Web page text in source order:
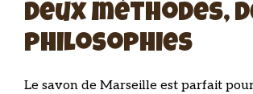
Deux méthodes,
philosophies
Le savon de Marseille est parfait